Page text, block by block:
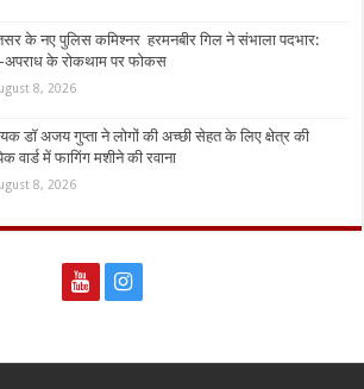
के नए पुलिस कमिश्नर हरमनबीर गिल ने संभाला पदभार:
अपराध के रोकथाम पर फोकस
8, 2026
डॉ अजय गुप्ता ने लोगों की अच्छी सेहत के लिए क्षेत्र की
वार्ड में फागिंग मशीने की रवाना
8, 2026